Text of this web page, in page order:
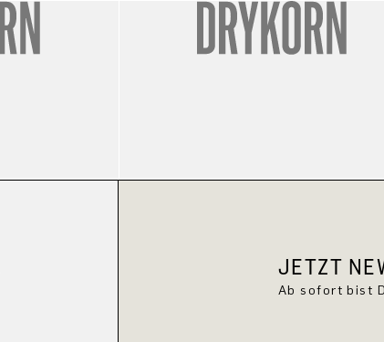
JETZT
Ab sofort bist